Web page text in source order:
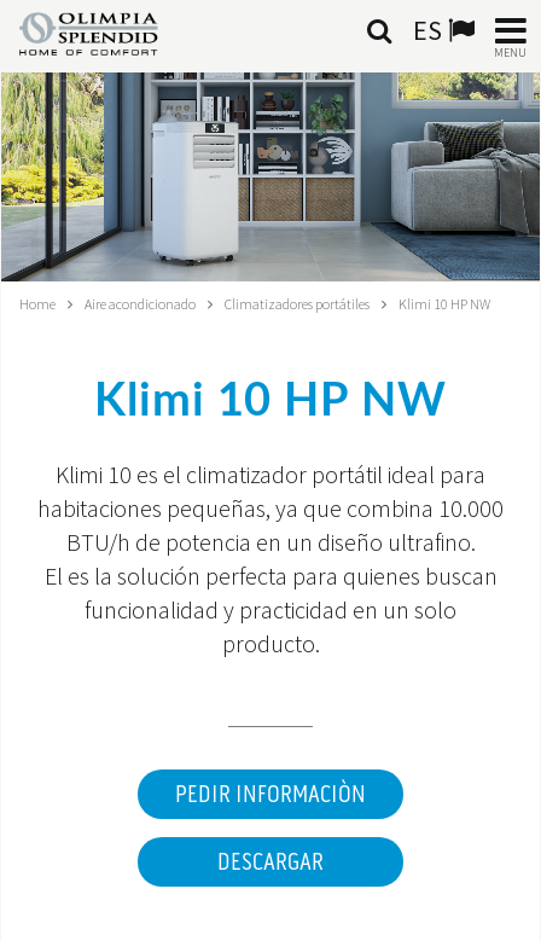
ES
MENU
ESPAÑOL
HOME
AIRE ACONDICIONADO
CALEFACCIÓN
SISTEMAS INTEGRADOS
CONTACTA CON NOSOTROS
MONDE OS
ÁREA DE DESCARGA
Home Aire acondicionado Climatizadores portátiles Klimi 10 HP NW
Klimi 10 HP NW
Klimi 10 es el climatizador portátil ideal para
habitaciones pequeñas, ya que combina 10.000
BTU/h de potencia en un diseño ultrafino.
El es la solución perfecta para quienes buscan
funcionalidad y practicidad en un solo
producto.
PEDIR INFORMACIÒN
DESCARGAR